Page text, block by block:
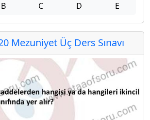
B C D E
Mezuniyet Üç Ders Sınavı